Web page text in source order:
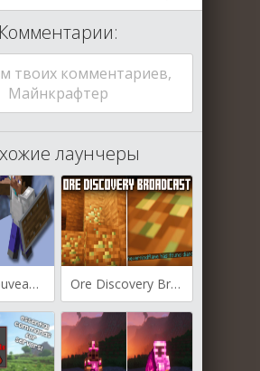
Комментарии:
твоих комментариев,
Майнкрафтер
лаунчеры
Combat Nouveau для Майнкрафт [1.20.4, 1.20.1, 1.18.2] Ore Discovery Broadcast для Майнкрафт [1.20.4, 1.20.1, 1.19.2]